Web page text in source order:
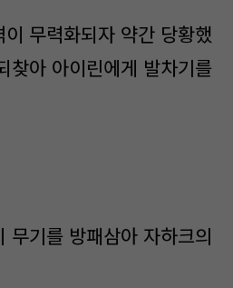
무력화되자 약간 당황했
찾아 아이린에게 발차기를
무기를 방패삼아 자하크의